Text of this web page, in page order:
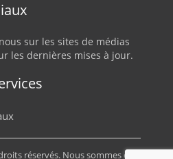
sur les sites de médias
les dernières mises à jour.
réservés. Nous sommes en